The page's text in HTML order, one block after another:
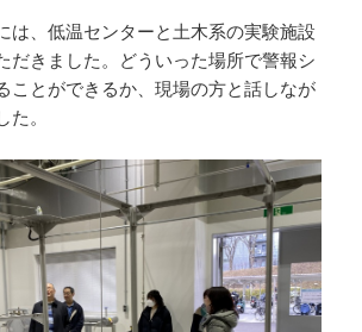
は、低温センターと土木系の実験施設
だきました。どういった場所で警報シ
ことができるか、現場の方と話しなが
。